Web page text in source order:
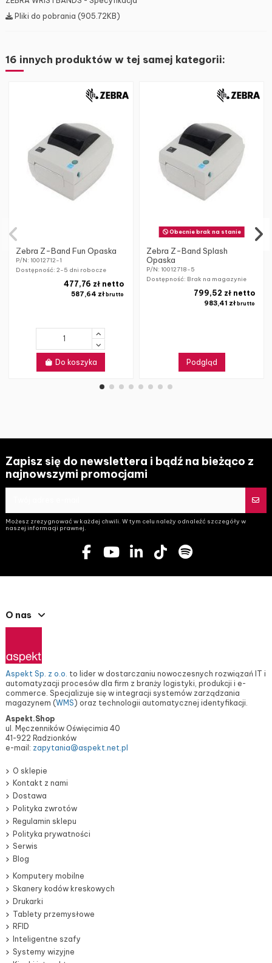
Pliki do pobrania (905.72KB)
16 innych produktów w tej samej kategorii:
Zebra Z-Band Fun Opaska
P/N: 10012712-1
Dostępność: 2-5 dni robocze
587,64 złbrutto
477,76 zł netto
Do koszyka
Obecnie brak na stanie
Zebra Z-Band Splash
Opaska
P/N: 10012718-5
Dostępność: Brak na magazynie
983,41 zł brutto
799,52 zł netto
Podgląd
Zapisz się do newslettera i bądź na bieżąco z
najnowszymi promocjami
Możesz zrezygnować w każdej chwili. W tym celu należy odnaleźć szczegóły w
naszej informacji prawnej.
O nas
Aspekt Sp. z o.o. to lider w dostarczaniu nowoczesnych rozwiązań IT i
automatyzacji procesów dla firm z branży logistyki, produkcji i e-
commerce. Specjalizuje się w integracji systemów zarządzania
magazynem (WMS) oraz technologii automatycznej identyfikacji.
Aspekt.Shop
ul. Męczenników Oświęcimia 40
41-922 Radzionków
e-mail: zapytania@aspekt.net.pl
O sklepie
Kontakt z nami
Dostawa
Polityka zwrotów
Regulamin sklepu
Polityka prywatności
Serwis
Blog
Komputery mobilne
Skanery kodów kreskowych
Drukarki
Tablety przemysłowe
RFID
Inteligentne szafy
Systemy wizyjne